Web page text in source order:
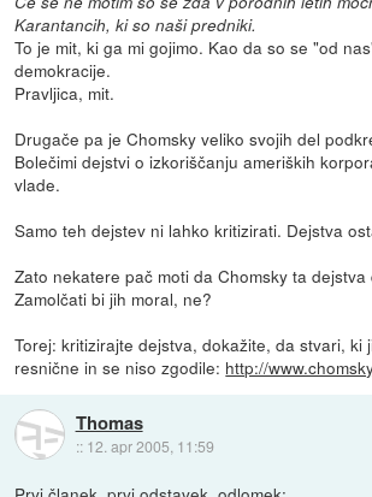
Karantancih, ki so naši predniki.
To je mit, ki ga mi gojimo. Kao da so se "od
demokracije.
Pravljica, mit.
Drugače pa je Chomsky veliko svojih del
Bolečimi dejstvi o izkoriščanju ameriških
vlade.
Samo teh dejstev ni lahko kritizirati. Dejstva
Zato nekatere pač moti da Chomsky ta dejstva
Zamolčati bi jih moral, ne?
Torej: kritizirajte dejstva, dokažite, da stvari, ki
resnične in se niso zgodile: http://
Thomas
:: 12. apr 2005, 11:59